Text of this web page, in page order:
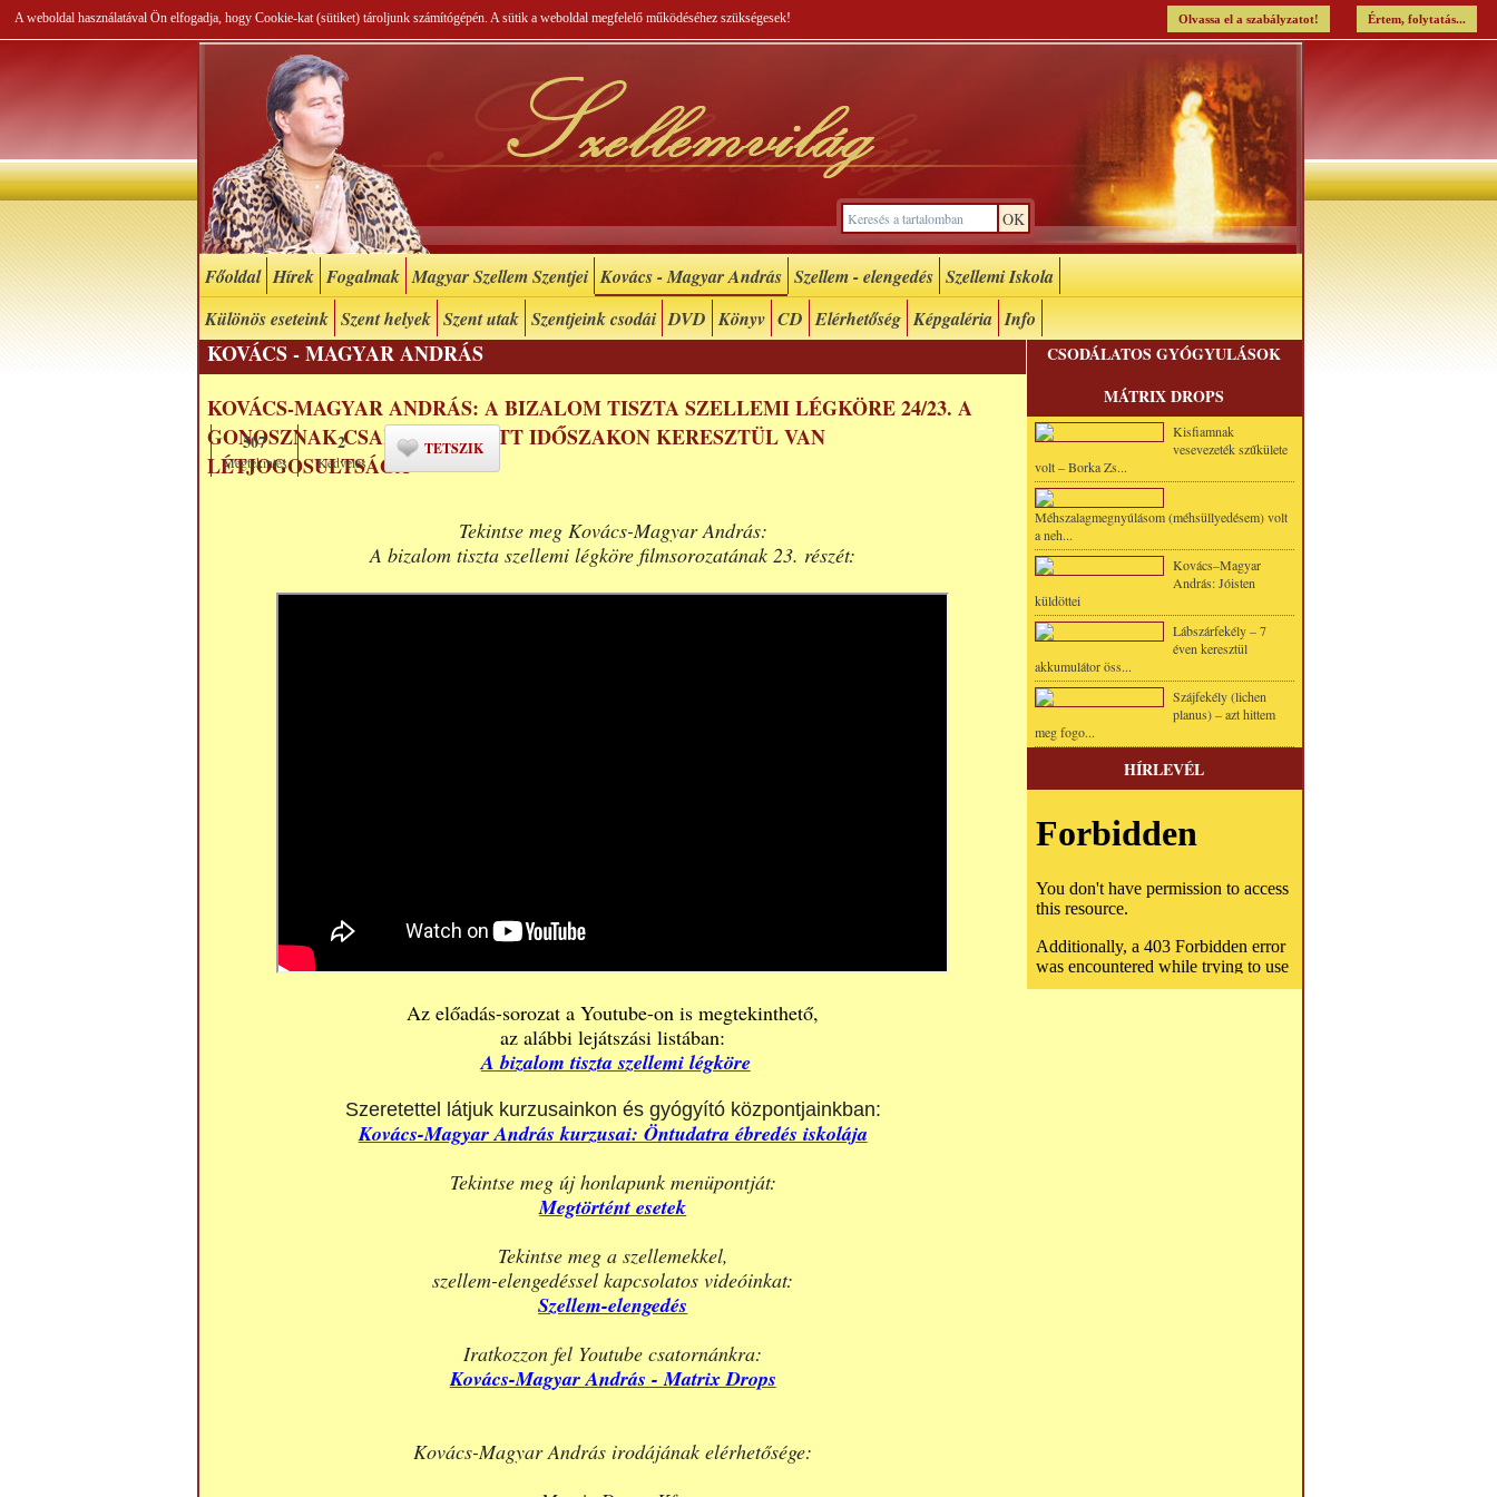
A weboldal használatával Ön elfogadja, hogy Cookie-kat (sütiket) tároljunk számítógépén. A sütik a weboldal megfelelő működéséhez szükségesek! Olvassa el a szabályzatot! Értem, folytatás...
Főoldal Hírek Fogalmak Magyar Szellem Szentjei Kovács - Magyar András Szellem - elengedés Szellemi Iskola
Különös eseteink Szent helyek Szent utak Szentjeink csodái DVD Könyv CD Elérhetőség Képgaléria Info
KOVÁCS - MAGYAR ANDRÁS
KOVÁCS-MAGYAR ANDRÁS: A BIZALOM TISZTA SZELLEMI LÉGKÖRE 24/23. A
GONOSZNAK CSAK EGY ADOTT IDŐSZAKON KERESZTÜL VAN
LÉTJOGOSULTSÁGA
507
Megtekintés
2
Kedvelés
TETSZIK
Tekintse meg Kovács-Magyar András:
A bizalom tiszta szellemi légköre filmsorozatának 23. részét:
Az előadás-sorozat a Youtube-on is megtekinthető,
az alábbi lejátszási listában:
A bizalom tiszta szellemi légköre
Szeretettel látjuk kurzusainkon és gyógyító központjainkban:
Kovács-Magyar András kurzusai: Öntudatra ébredés iskolája
Tekintse meg új honlapunk menüpontját:
Megtörtént esetek
Tekintse meg a szellemekkel,
szellem-elengedéssel kapcsolatos videóinkat:
Szellem-elengedés
Iratkozzon fel Youtube csatornánkra:
Kovács-Magyar András - Matrix Drops
Kovács-Magyar András irodájának elérhetősége:
CSODÁLATOS GYÓGYULÁSOK
MÁTRIX DROPS
Kisfiamnak
vesevezeték szűkülete
volt – Borka Zs...
Méhszalagmegnyúlásom (méhsüllyedésem) volt
a neh...
Kovács–Magyar
András: Jóisten
küldöttei
Lábszárfekély – 7
éven keresztül
akkumulátor öss...
Szájfekély (lichen
planus) – azt hittem
meg fogo...
HÍRLEVÉL